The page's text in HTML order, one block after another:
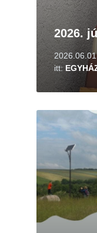
2026.
itt:
Tovább